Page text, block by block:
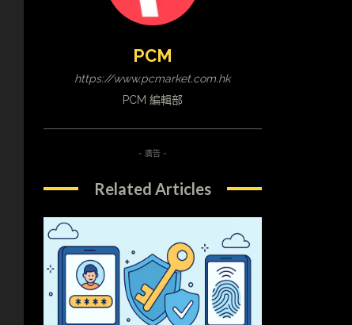
PCM
https://www.pcmarket.com.hk
PCM 編輯部
- 廣告 -
Related Articles